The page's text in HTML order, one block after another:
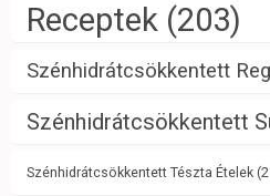
Receptek (203)
Szénhidrátcsökkentett
Szénhidrátcsökkentett
Szénhidrátcsökkentett Tészta Ételek